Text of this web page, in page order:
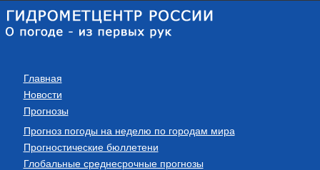
Главная
Новости
Прогнозы
Прогноз погоды на неделю по городам мира
Прогностические бюллетени
Глобальные среднесрочные прогнозы